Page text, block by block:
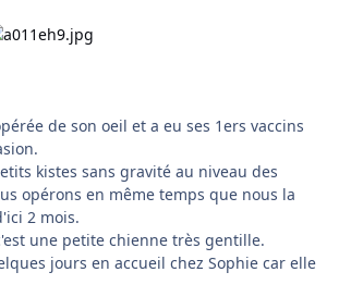
de son oeil et a eu ses 1ers vaccins
kistes sans gravité au niveau des
opérons en même temps que nous la
2 mois.
une petite chienne très gentille.
jours en accueil chez Sophie car elle